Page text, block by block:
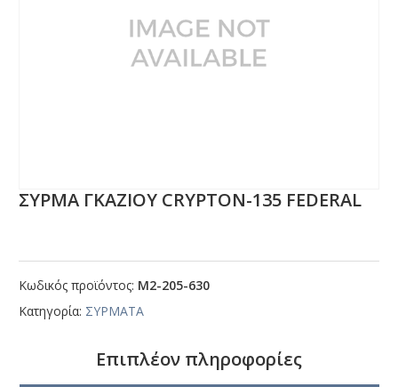
ΣΥΡΜΑ ΓΚΑΖΙΟΥ CRΥΡΤΟΝ-135 FΕDΕRΑL
Κωδικός προϊόντος: Μ2-205-630
Κατηγορία: ΣΥΡΜΑΤΑ
Επιπλέον πληροφορίες